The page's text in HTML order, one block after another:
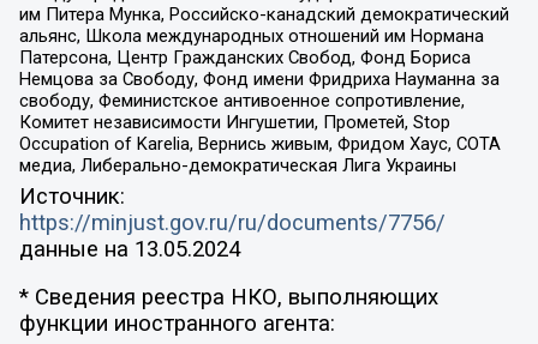
им Питера Мунка, Российско-канадский демократический
альянс, Школа международных отношений им Нормана
Патерсона, Центр Гражданских Свобод, Фонд Бориса
Немцова за Свободу, Фонд имени Фридриха Науманна за
свободу, Феминистское антивоенное сопротивление,
Комитет независимости Ингушетии, Прометей, Stop
Occupation of Karelia, Вернись живым, Фридом Хаус, СОТА
медиа, Либерально-демократическая Лига Украины
Источник:
https://minjust.gov.ru/ru/documents/7756/
данные на 13.05.2024
* Сведения реестра НКО, выполняющих
функции иностранного агента: